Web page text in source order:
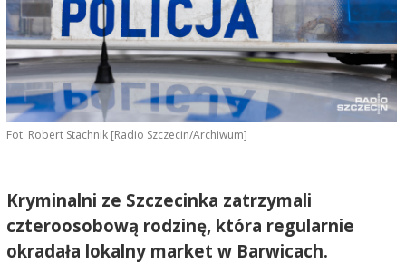
Fot. Robert Stachnik [Radio Szczecin/Archiwum]
Kryminalni ze Szczecinka zatrzymali
czteroosobową rodzinę, która regularnie
okradała lokalny market w Barwicach.